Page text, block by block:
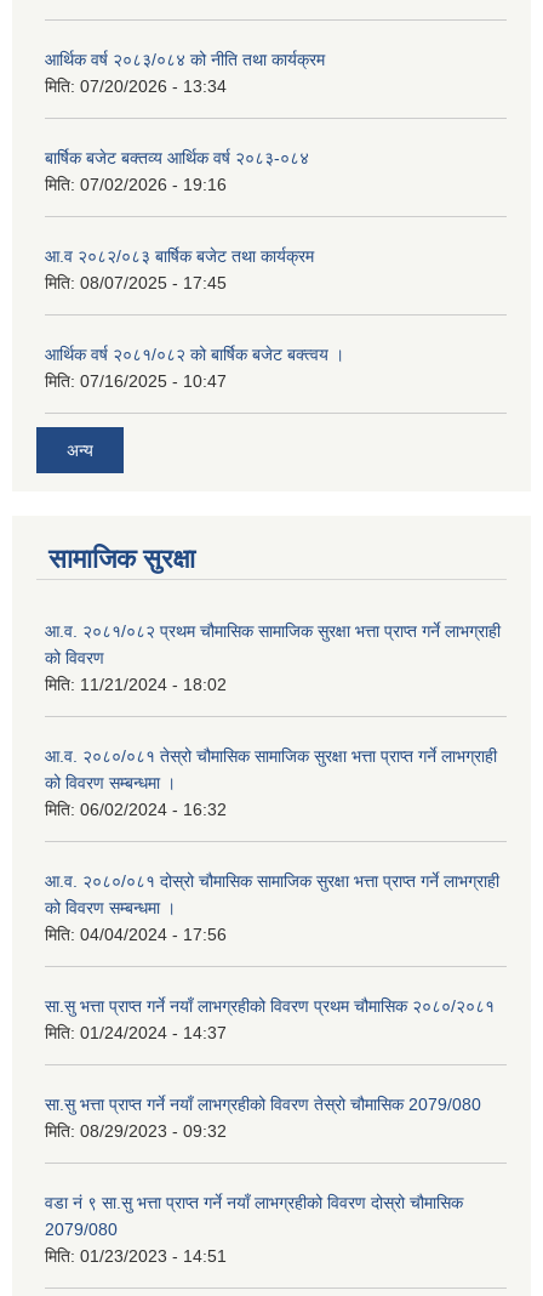
आर्थिक वर्ष २०८३/०८४ को नीति तथा कार्यक्रम
मिति: 07/20/2026 - 13:34
बार्षिक बजेट बक्तव्य आर्थिक वर्ष २०८३-०८४
मिति: 07/02/2026 - 19:16
आ.व २०८२/०८३ बार्षिक बजेट तथा कार्यक्रम
मिति: 08/07/2025 - 17:45
आर्थिक वर्ष २०८१/०८२ को बार्षिक बजेट बक्त्वय ।
मिति: 07/16/2025 - 10:47
अन्य
सामाजिक सुरक्षा
आ.व. २०८१/०८२ प्रथम चौमासिक सामाजिक सुरक्षा भत्ता प्राप्त गर्ने लाभग्राही
को विवरण
मिति: 11/21/2024 - 18:02
आ.व. २०८०/०८१ तेस्रो चौमासिक सामाजिक सुरक्षा भत्ता प्राप्त गर्ने लाभग्राही
को विवरण सम्बन्धमा ।
मिति: 06/02/2024 - 16:32
आ.व. २०८०/०८१ दोस्रो चौमासिक सामाजिक सुरक्षा भत्ता प्राप्त गर्ने लाभग्राही
को विवरण सम्बन्धमा ।
मिति: 04/04/2024 - 17:56
सा.सु भत्ता प्राप्त गर्ने नयाँ लाभग्रहीको विवरण प्रथम चौमासिक २०८०/२०८१
मिति: 01/24/2024 - 14:37
सा.सु भत्ता प्राप्त गर्ने नयाँ लाभग्रहीको विवरण तेस्रो चौमासिक 2079/080
मिति: 08/29/2023 - 09:32
वडा नं ९ सा.सु भत्ता प्राप्त गर्ने नयाँ लाभग्रहीको विवरण दोस्रो चौमासिक
2079/080
मिति: 01/23/2023 - 14:51